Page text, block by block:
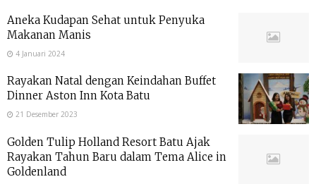
Aneka Kudapan Sehat untuk Penyuka
Makanan Manis
4 Januari 2024
Rayakan Natal dengan Keindahan Buffet
Dinner Aston Inn Kota Batu
21 Desember 2023
Golden Tulip Holland Resort Batu Ajak
Rayakan Tahun Baru dalam Tema Alice in
Goldenland